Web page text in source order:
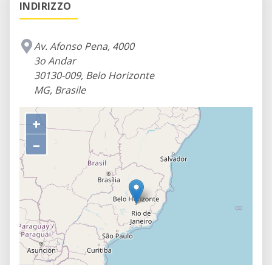
INDIRIZZO
Av. Afonso Pena, 4000
3o Andar
30130-009, Belo Horizonte
MG, Brasile
+
–